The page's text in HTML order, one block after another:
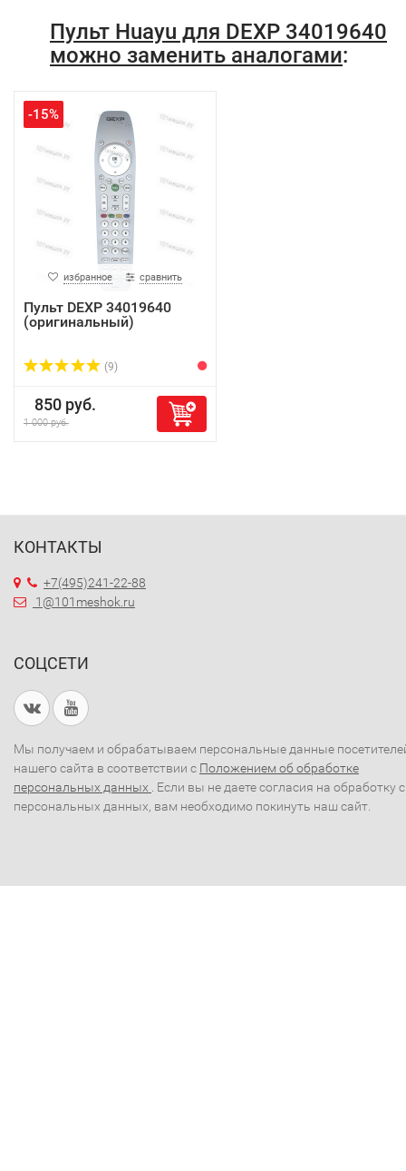
Пульт Huayu для DEXP 34019640
можно заменить аналогами:
-15%
избранное сравнить
Пульт DEXP 34019640
(оригинальный)
(9)
850 руб.
1 000 руб.
КОНТАКТЫ
+7(495)241-22-88
1@101meshok.ru
СОЦСЕТИ
Мы получаем и обрабатываем персональные данные
нашего сайта в соответствии с Положением об обработке
персональных данных . Если вы не даете согласия на обработку
персональных данных, вам необходимо покинуть наш сайт.